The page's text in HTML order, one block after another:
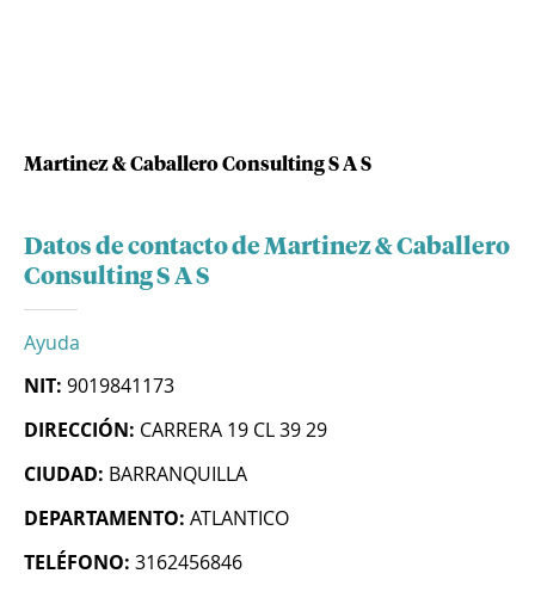
Martinez & Caballero Consulting S A S
Datos de contacto de Martinez & Caballero
Consulting S A S
Ayuda
NIT: 9019841173
DIRECCIÓN: CARRERA 19 CL 39 29
CIUDAD: BARRANQUILLA
DEPARTAMENTO: ATLANTICO
TELÉFONO: 3162456846